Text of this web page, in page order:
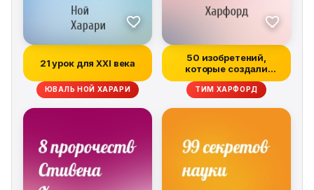
21 урок для XXI века
ЮВАЛЬ НОЙ ХАРАРИ
50 изобретений,
которые создали
современную эконом...
ТИМ ХАРФОРД